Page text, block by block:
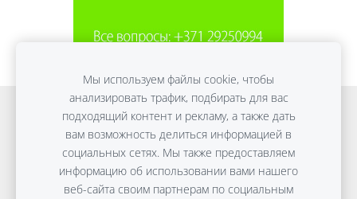
Онлайн обучение
Detox Anti-Age
ПЛОСКИЙ ЖИВОТ без диет
Консультации
Путешествия
Файлы cookie
Мы используем файлы cookie, чтобы
анализировать трафик, подбирать для вас
подходящий контент и рекламу, а также дать
вам возможность делиться информацией в
социальных сетях. Мы также предоставляем
информацию об использовании вами нашего
веб-сайта своим партнерам по социальным